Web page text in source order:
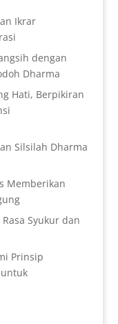
Ikrar
dengan
Dharma
Hati, Berpikiran
Silsilah Dharma
Memberikan
Syukur dan
Prinsip